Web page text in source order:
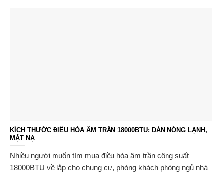
KÍCH THƯỚC ĐIỀU HÒA ÂM TRẦN 18000BTU: DÀN NÓNG LẠNH,
MẶT NẠ
Nhiều người muốn tìm mua điều hòa âm trần công suất
18000BTU về lắp cho chung cư, phòng khách phòng ngủ nhà